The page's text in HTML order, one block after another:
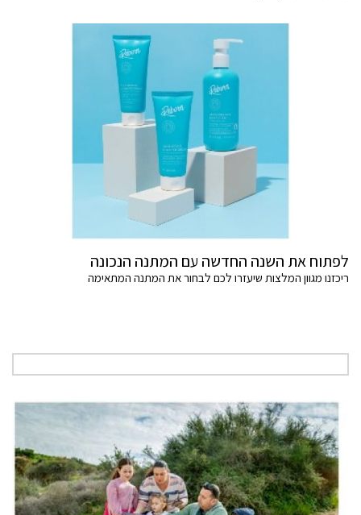
לפתוח את השנה החדשה עם המתנה הנכונה
ריכזנו מגוון המלצות שיעזרו לכם לבחור את המתנה המתאימה